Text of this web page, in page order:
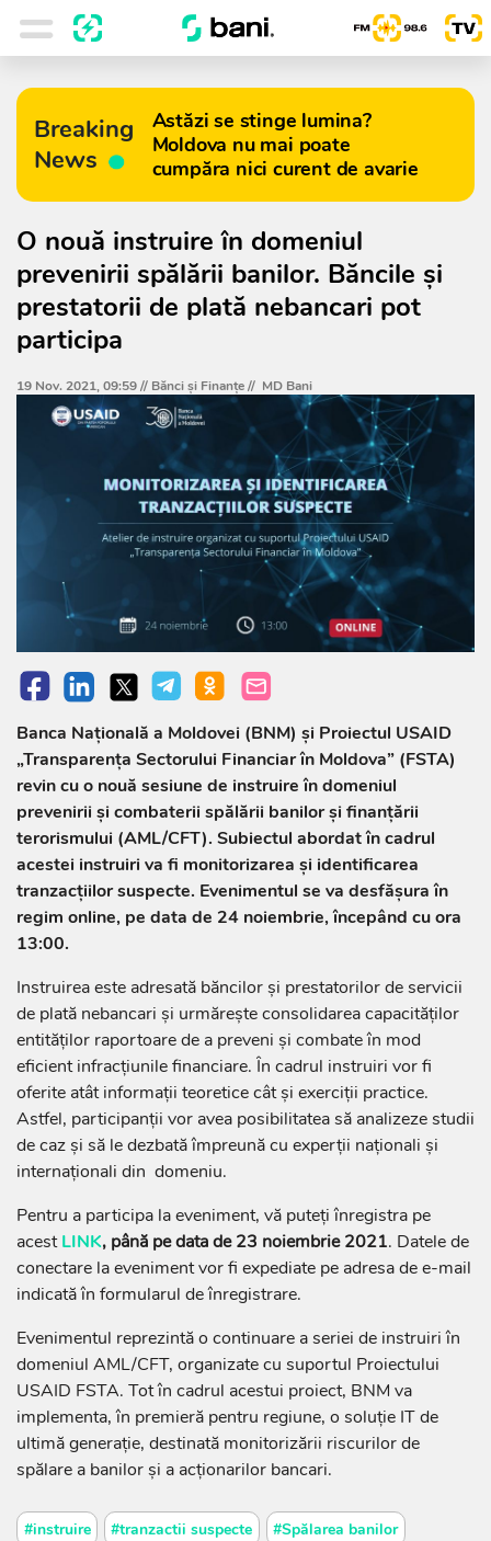
Breaking
News
Astăzi se stinge lumina?
Moldova nu mai poate
cumpăra nici curent de avarie
O nouă instruire în domeniul
prevenirii spălării banilor. Băncile și
prestatorii de plată nebancari pot
participa
19 Nov. 2021, 09:59 // Bănci şi Finanţe// MD Bani
Banca Națională a Moldovei (BNM) și Proiectul USAID
„Transparența Sectorului Financiar în Moldova” (FSTA)
revin cu o nouă sesiune de instruire în domeniul
prevenirii și combaterii spălării banilor și finanțării
terorismului (AML/CFT). Subiectul abordat în cadrul
acestei instruiri va fi monitorizarea și identificarea
tranzacțiilor suspecte. Evenimentul se va desfășura în
regim online, pe data de 24 noiembrie, începând cu ora
13:00.
Instruirea este adresată băncilor și prestatorilor de servicii
de plată nebancari și urmărește consolidarea capacităților
entităților raportoare de a preveni și combate în mod
eficient infracțiunile financiare. În cadrul instruiri vor fi
oferite atât informații teoretice cât și exerciții practice.
Astfel, participanții vor avea posibilitatea să analizeze studii
de caz și să le dezbată împreună cu experții naționali și
internaționali din domeniu.
Pentru a participa la eveniment, vă puteți înregistra pe
acestLINK, până pe data de 23 noiembrie 2021. Datele de
conectare la eveniment vor fi expediate pe adresa de e-mail
indicată în formularul de înregistrare.
Evenimentul reprezintă o continuare a seriei de instruiri în
domeniul AML/CFT, organizate cu suportul Proiectului
USAID FSTA. Tot în cadrul acestui proiect, BNM va
implementa, în premieră pentru regiune, o soluție IT de
ultimă generație, destinată monitorizării riscurilor de
spălare a banilor și a acționarilor bancari.
#instruire #tranzactii suspecte #Spălarea banilor